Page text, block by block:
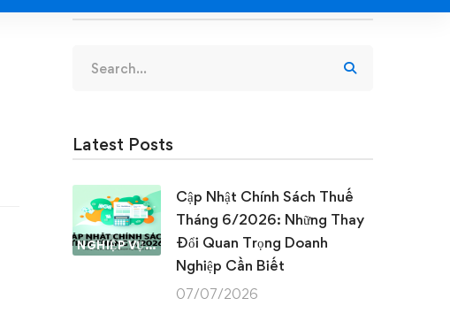
for:
Latest Posts
NGHIỆP VỤ KẾ TOÁN & THUẾ
Cập Nhật Chính Sách Thuế
Tháng 6/2026: Những Thay
Đổi Quan Trọng Doanh
Nghiệp Cần Biết
07/07/2026